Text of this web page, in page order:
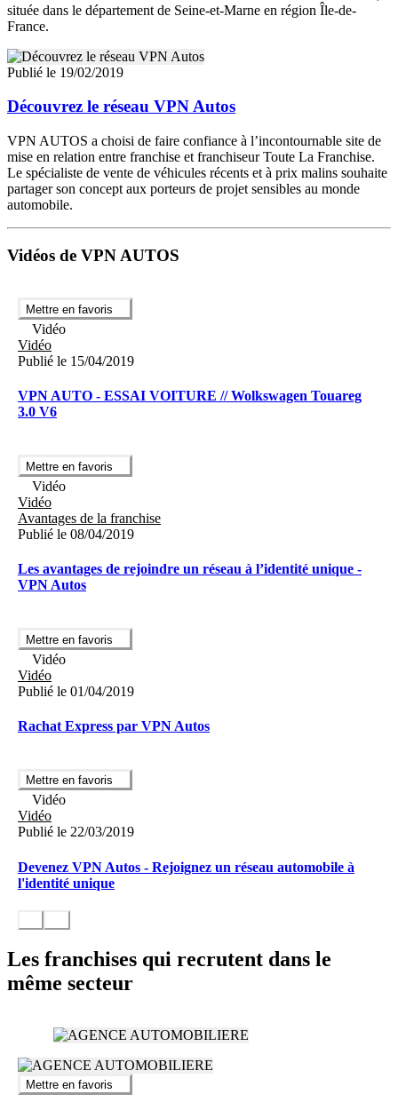
située dans le département de Seine-et-Marne en région Île-de-
France.
Publié le 19/02/2019
Découvrez le réseau VPN Autos
VPN AUTOS a choisi de faire confiance à l’incontournable site de
mise en relation entre franchise et franchiseur Toute La Franchise.
Le spécialiste de vente de véhicules récents et à prix malins souhaite
partager son concept aux porteurs de projet sensibles au monde
automobile.
Vidéos de VPN AUTOS
Mettre en favoris
Vidéo
Vidéo
Publié le 15/04/2019
VPN AUTO - ESSAI VOITURE // Wolkswagen Touareg
3.0 V6
Mettre en favoris
Vidéo
Vidéo
Avantages de la franchise
Publié le 08/04/2019
Les avantages de rejoindre un réseau à l’identité unique -
VPN Autos
Mettre en favoris
Vidéo
Vidéo
Publié le 01/04/2019
Rachat Express par VPN Autos
Mettre en favoris
Vidéo
Vidéo
Publié le 22/03/2019
Devenez VPN Autos - Rejoignez un réseau automobile à
l'identité unique
Les franchises qui recrutent dans le
même secteur
Mettre en favoris